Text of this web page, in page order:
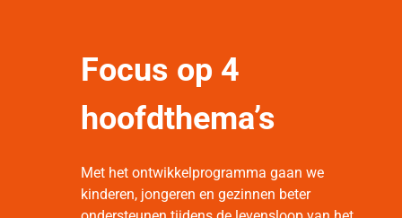
Focus op 4
hoofdthema’s
Met het ontwikkelprogramma gaan we
kinderen, jongeren en gezinnen beter